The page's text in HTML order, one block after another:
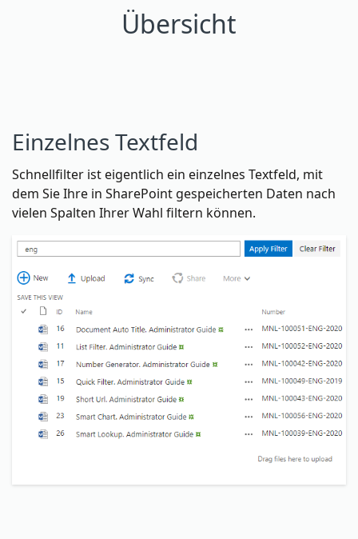
Übersicht
Einzelnes Textfeld
Schnellfilter ist eigentlich ein einzelnes Textfeld, mit
dem Sie Ihre in SharePoint gespeicherten Daten nach
vielen Spalten Ihrer Wahl filtern können.